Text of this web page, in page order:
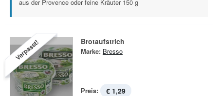
aus der Provence oder feine Kräuter 150 g
Verpasst! Brotaufstrich
Marke: Bresso
Preis: € 1,29